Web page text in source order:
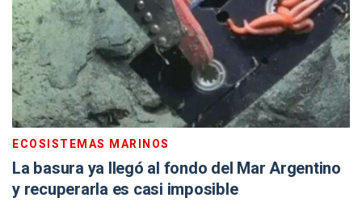
ECOSISTEMAS MARINOS
La basura ya llegó al fondo del Mar Argentino
y recuperarla es casi imposible